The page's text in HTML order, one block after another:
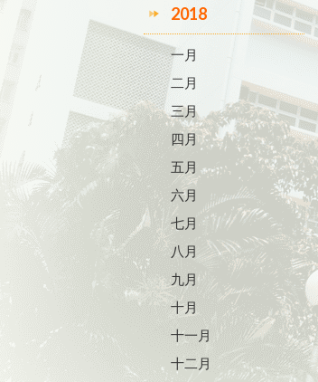
2018
一月
二月
三月
四月
五月
六月
七月
八月
九月
十月
十一月
十二月